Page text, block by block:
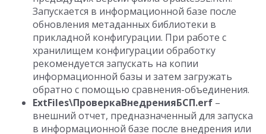
Запускается в информационной базе после
обновления метаданных библиотеки в
прикладной конфигурации. При работе с
хранилищем конфигурации обработку
рекомендуется запускать на копии
информационной базы и затем загружать
обратно с помощью сравнения-объединения.
ExtFiles\ПроверкаВнедренияБСП.erf –
внешний отчет, предназначенный для запуска
в информационной базе после внедрения или